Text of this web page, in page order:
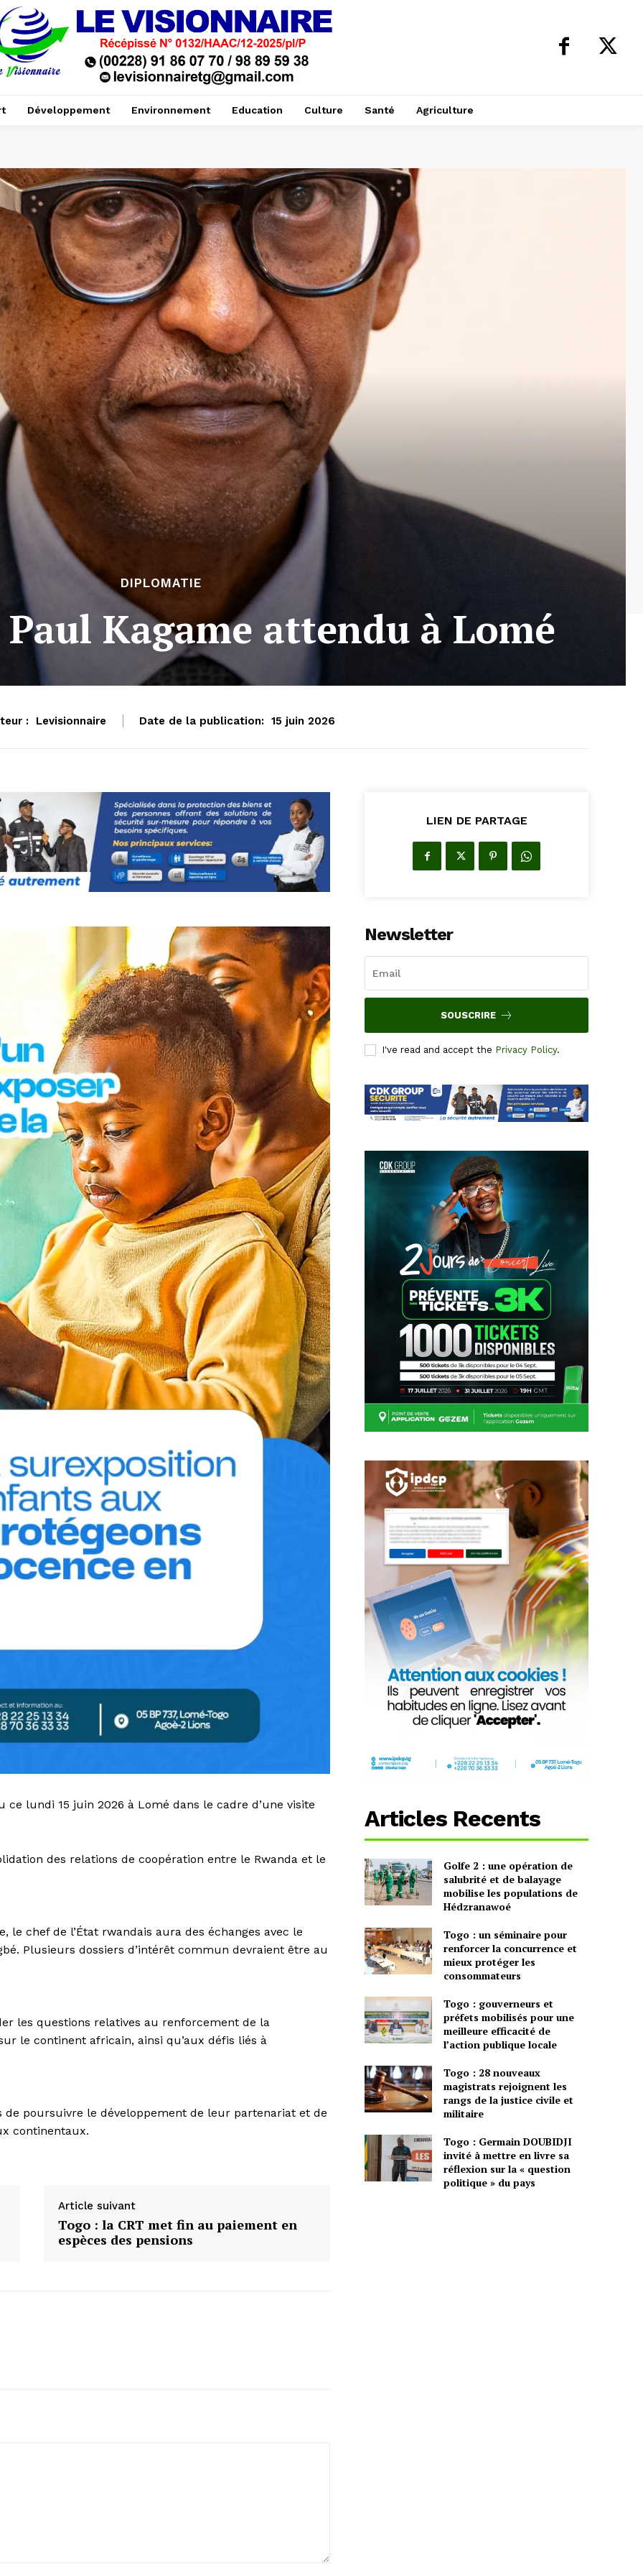
Développement Environnement Education Culture Santé Agriculture
DIPLOMATIE
Kagame attendu à Lomé
: Levisionnaire Date de la publication: 15 juin 2026
lundi 15 juin 2026 à Lomé dans le cadre d’une visite
des relations de coopération entre le Rwanda et le
le chef de l’État rwandais aura des échanges avec le
Plusieurs dossiers d’intérêt commun devraient être au
les questions relatives au renforcement de la
le continent africain, ainsi qu’aux défis liés à
poursuivre le développement de leur partenariat et de
continentaux.
Article suivant
Togo : la CRT met fin au paiement en
espèces des pensions
LIEN DE PARTAGE
Newsletter
SOUSCRIRE
I've read and accept the Privacy Policy.
Articles Recents
Golfe 2 : une opération de
salubrité et de balayage
mobilise les populations de
Hédzranawoé
Togo : un séminaire pour
renforcer la concurrence et
mieux protéger les
consommateurs
Togo : gouverneurs et
préfets mobilisés pour une
meilleure efficacité de
l’action publique locale
Togo : 28 nouveaux
magistrats rejoignent les
rangs de la justice civile et
militaire
Togo : Germain DOUBIDJI
invité à mettre en livre sa
réflexion sur la « question
politique » du pays